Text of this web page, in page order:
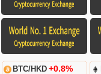
BTC/HKD +0.8%